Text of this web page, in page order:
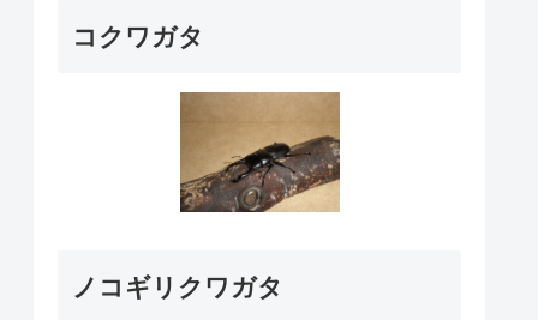
コクワガタ
ノコギリクワガタ